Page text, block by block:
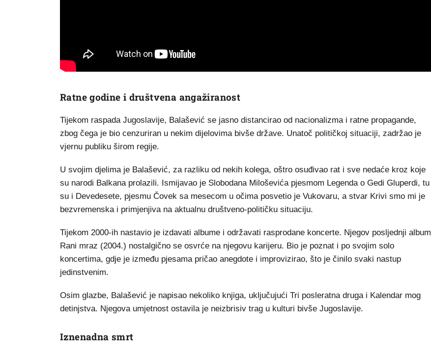
Ratne godine i društvena angažiranost
Tijekom raspada Jugoslavije, Balašević se jasno distancirao od nacionalizma i ratne propagande,
zbog čega je bio cenzuriran u nekim dijelovima bivše države. Unatoč političkoj situaciji, zadržao je
vjernu publiku širom regije.
U svojim djelima je Balašević, za razliku od nekih kolega, oštro osuđivao rat i sve nedaće kroz koje
su narodi Balkana prolazili. Ismijavao je Slobodana Miloševića pjesmom Legenda o Gedi Gluperdi, tu
su i Devedesete, pjesmu Čovek sa mesecom u očima posvetio je Vukovaru, a stvar Krivi smo mi je
bezvremenska i primjenjiva na aktualnu društveno-političku situaciju.
Tijekom 2000-ih nastavio je izdavati albume i održavati rasprodane koncerte. Njegov posljednji album
Rani mraz (2004.) nostalgično se osvrće na njegovu karijeru. Bio je poznat i po svojim solo
koncertima, gdje je između pjesama pričao anegdote i improvizirao, što je činilo svaki nastup
jedinstvenim.
Osim glazbe, Balašević je napisao nekoliko knjiga, uključujući Tri posleratna druga i Kalendar mog
detinjstva. Njegova umjetnost ostavila je neizbrisiv trag u kulturi bivše Jugoslavije.
Iznenadna smrt